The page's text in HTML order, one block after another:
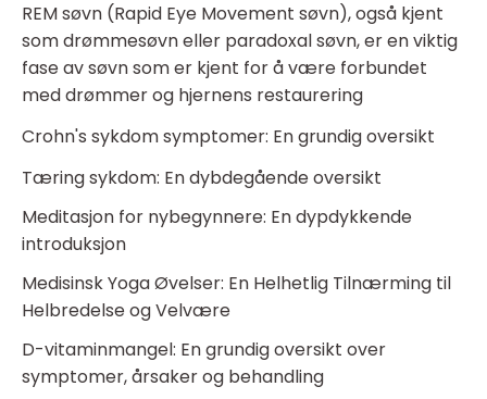
REM søvn (Rapid Eye Movement søvn), også kjent
som drømmesøvn eller paradoxal søvn, er en viktig
fase av søvn som er kjent for å være forbundet
med drømmer og hjernens restaurering
Crohn's sykdom symptomer: En grundig oversikt
Tæring sykdom: En dybdegående oversikt
Meditasjon for nybegynnere: En dypdykkende
introduksjon
Medisinsk Yoga Øvelser: En Helhetlig Tilnærming til
Helbredelse og Velvære
D-vitaminmangel: En grundig oversikt over
symptomer, årsaker og behandling